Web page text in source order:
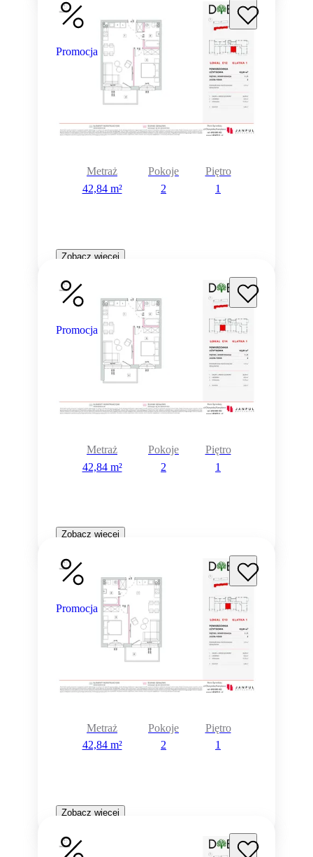
Promocja
Metraż
42,84 m²
Pokoje
2
Piętro
1
Zobacz więcej
Promocja
Metraż
42,84 m²
Pokoje
2
Piętro
1
Zobacz więcej
Promocja
Metraż
42,84 m²
Pokoje
2
Piętro
1
Zobacz więcej